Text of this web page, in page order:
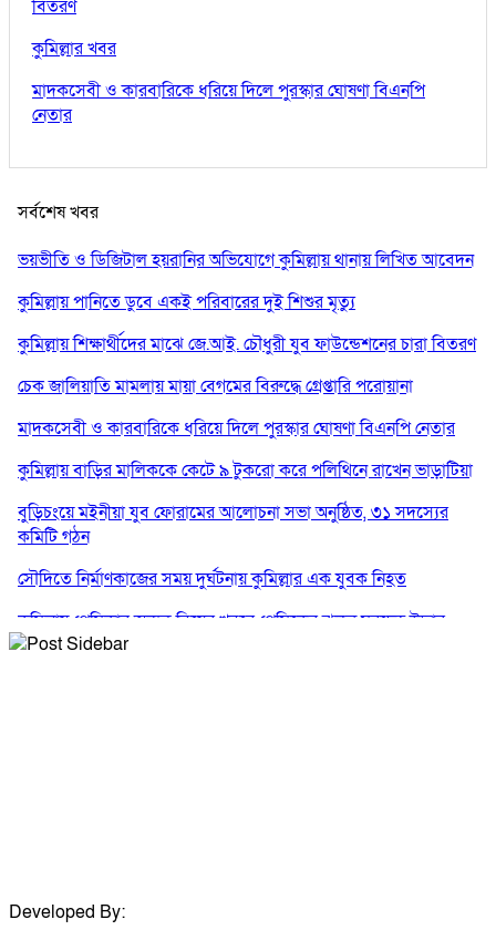
বিতরণ
কুমিল্লার খবর
মাদকসেবী ও কারবারিকে ধরিয়ে দিলে পুরস্কার ঘোষণা বিএনপি
নেতার
সর্বশেষ খবর
ভয়ভীতি ও ডিজিটাল হয়রানির অভিযোগে কুমিল্লায় থানায় লিখিত আবেদন
কুমিল্লায় পানিতে ডুবে একই পরিবারের দুই শিশুর মৃত্যু
কুমিল্লায় শিক্ষার্থীদের মাঝে জে.আই. চৌধুরী যুব ফাউন্ডেশনের চারা বিতরণ
চেক জালিয়াতি মামলায় মায়া বেগমের বিরুদ্ধে গ্রেপ্তারি পরোয়ানা
মাদকসেবী ও কারবারিকে ধরিয়ে দিলে পুরস্কার ঘোষণা বিএনপি নেতার
কুমিল্লায় বাড়ির মালিককে কেটে ৯ টুকরো করে পলিথিনে রাখেন ভাড়াটিয়া
বুড়িচংয়ে মইনীয়া যুব ফোরামের আলোচনা সভা অনুষ্ঠিত, ৩১ সদস্যের
কমিটি গঠন
সৌদিতে নির্মাণকাজের সময় দুর্ঘটনায় কুমিল্লার এক যুবক নিহত
কুমিল্লায় প্রেমিকার অন্যত্র বিয়ের খবরে প্রেমিকের ঝুলন্ত মরদেহ উদ্ধার
Developed By: